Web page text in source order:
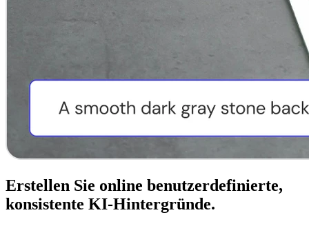
Erstellen Sie online benutzerdefinierte,
konsistente KI-Hintergründe.